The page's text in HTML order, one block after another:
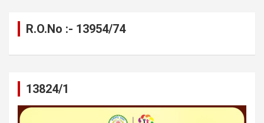
R.O.No :- 13954/74
13824/1